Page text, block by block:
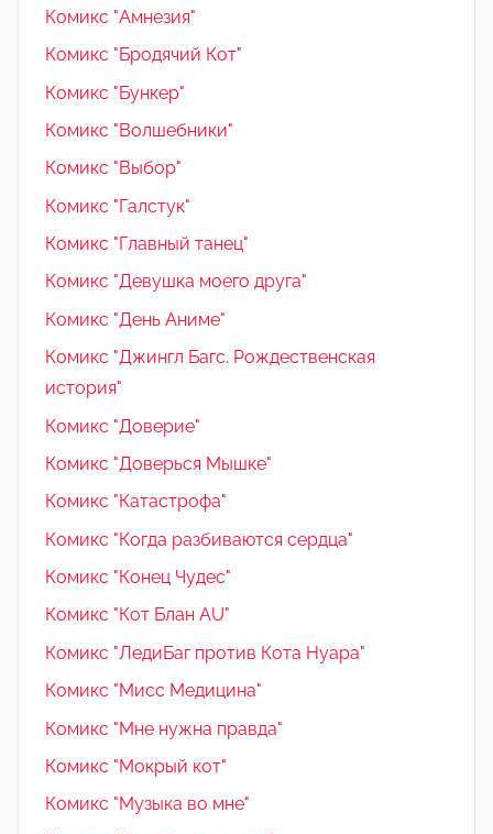
Комикс "Амнезия"
Комикс "Бродячий Кот"
Комикс "Бункер"
Комикс "Волшебники"
Комикс "Выбор"
Комикс "Галстук"
Комикс "Главный танец"
Комикс "Девушка моего друга"
Комикс "День Аниме"
Комикс "Джингл Багс. Рождественская
история"
Комикс "Доверие"
Комикс "Доверься Мышке"
Комикс "Катастрофа"
Комикс "Когда разбиваются сердца"
Комикс "Конец Чудес"
Комикс "Кот Блан AU"
Комикс "ЛедиБаг против Кота Нуара"
Комикс "Мисс Медицина"
Комикс "Мне нужна правда"
Комикс "Мокрый кот"
Комикс "Музыка во мне"